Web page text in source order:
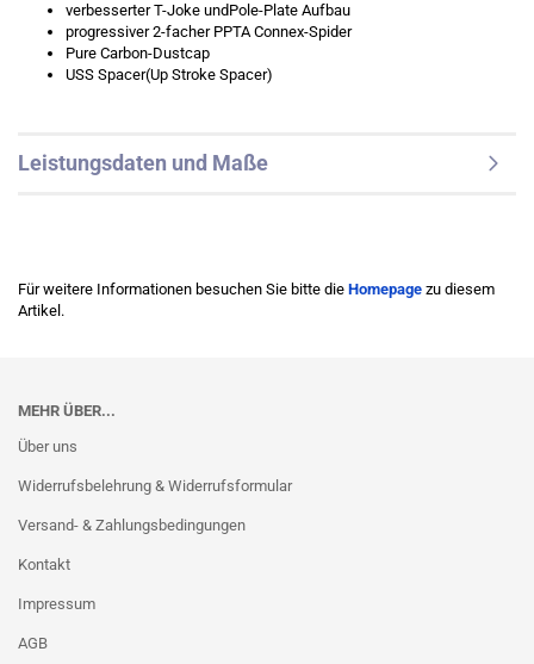
verbesserter T-Joke undPole-Plate Aufbau
progressiver 2-facher PPTA Connex-Spider
Pure Carbon-Dustcap
USS Spacer(Up Stroke Spacer)
Leistungsdaten und Maße
Für weitere Informationen besuchen Sie bitte die Homepage zu diesem
Artikel.
MEHR ÜBER...
Über uns
Widerrufsbelehrung & Widerrufsformular
Versand- & Zahlungsbedingungen
Kontakt
Impressum
AGB